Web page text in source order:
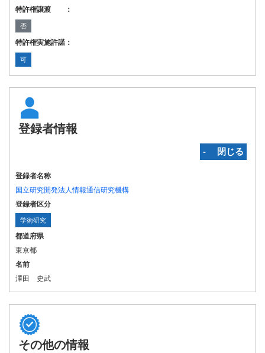
特許権譲渡 ：
否
特許権実施許諾：
可
登録者情報
‐ 閉じる
登録者名称
国立研究開発法人情報通信研究機構
登録者区分
学術研究
都道府県
東京都
名前
澤田 史武
その他の情報